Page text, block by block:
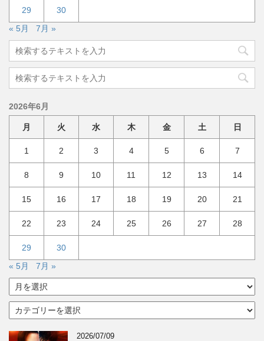
29
30
« 5月
7月 »
2026年6月
月 火 水 木 金 土 日
1 2 3 4 5 6 7
8 9 10 11 12 13 14
15 16 17 18 19 20 21
22 23 24 25 26 27 28
29
30
« 5月
7月 »
ー
イ
ブ
テ
ゴ
2026/07/09